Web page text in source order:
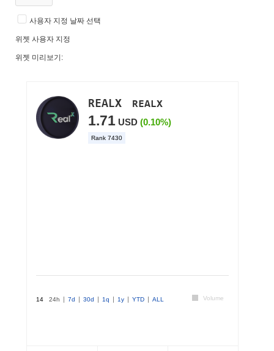
사용자 지정 날짜 선택
위젯 사용자 지정
위젯 미리보기: